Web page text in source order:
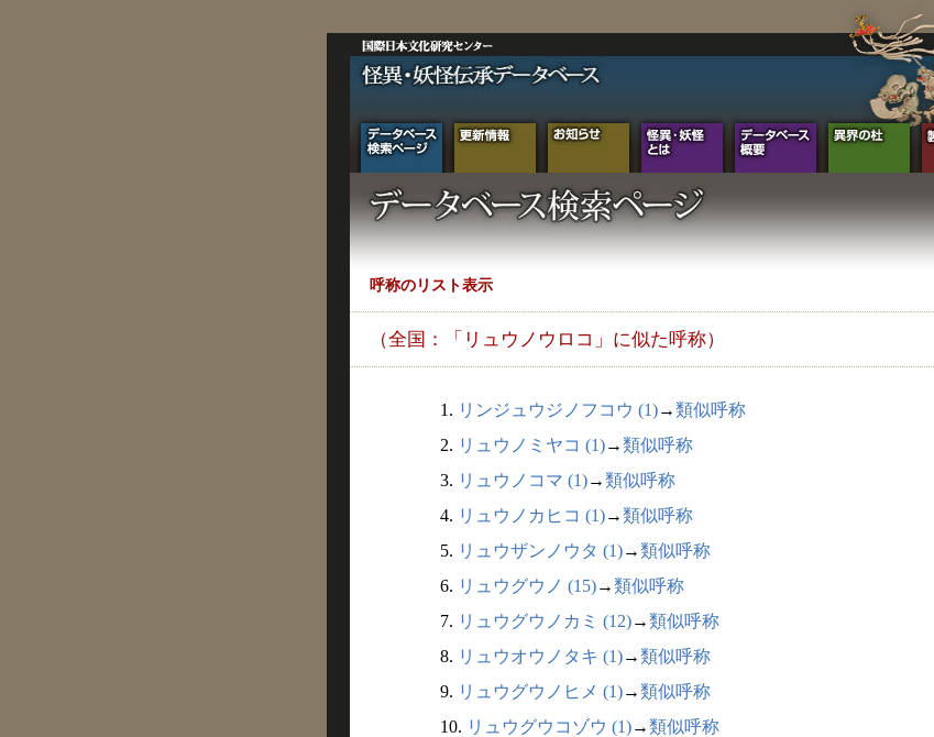
呼称のリスト表示
（全国：「リュウノウロコ」に似た呼称）
1. リンジュウジノフコウ (1)→類似呼称
2. リュウノミヤコ (1)→類似呼称
3. リュウノコマ (1)→類似呼称
4. リュウノカヒコ (1)→類似呼称
5. リュウザンノウタ (1)→類似呼称
6. リュウグウノ (15)→類似呼称
7. リュウグウノカミ (12)→類似呼称
8. リュウオウノタキ (1)→類似呼称
9. リュウグウノヒメ (1)→類似呼称
10. リュウグウコゾウ (1)→類似呼称